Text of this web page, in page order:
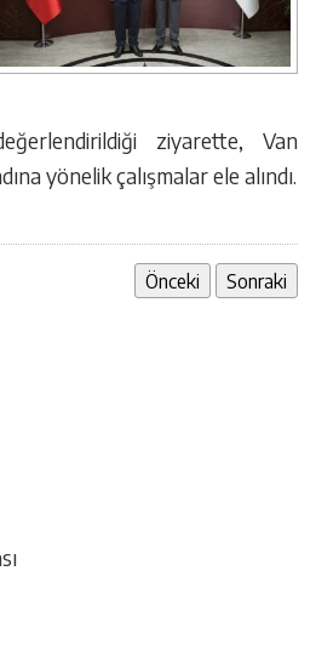
ziyarette, Van
yönelik çalışmalar ele alındı.
Önceki Sonraki